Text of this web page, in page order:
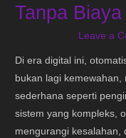
Tanpa
Leave a
Di era digital ini,
bukan lagi
sederhana seperti
sistem yang kompleks,
mengurangi kesalahan,